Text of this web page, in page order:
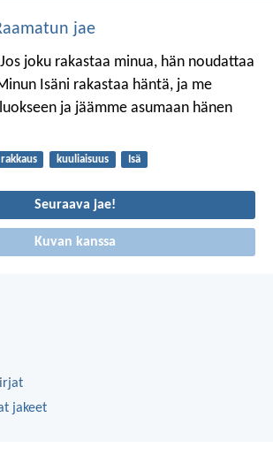
jae
joku rakastaa minua, hän noudattaa
Isäni rakastaa häntä, ja me
ja jäämme asumaan hänen
rakkaus kuuliaisuus Isä
Seuraava jae!
Kuvan kanssa
jakeet